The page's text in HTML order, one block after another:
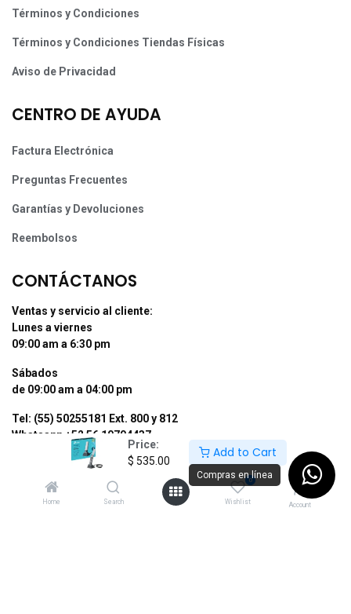
Price:
$ 535.00
Add to Cart
Home Search
0
Wishlist Account
Términos y Condiciones
Términos y Condiciones Tiendas Físicas
Aviso de Privacidad
CENTRO DE AYUDA
Factura Electrónica
Preguntas Frecuentes
Garantías y Devoluciones
Reembolsos
CONTÁCTANOS
Ventas y servicio al cliente:
Lunes a viernes
09:00 am a 6:30 pm
Sábados
de 09:00 am a 04:00 pm
Tel: (55) 50255181 Ext. 800 y 812
Whatsapp +52 56 10704437
contacto@supermexdigital.com
¡SÍGUENOS EN NUESTRAS REDES
Compras en línea